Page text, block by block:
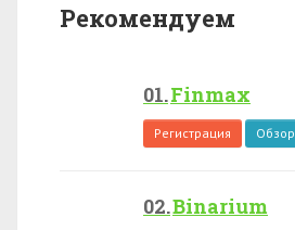
Рекомендуем
Finmax
Регистрация Обзор
Binarium